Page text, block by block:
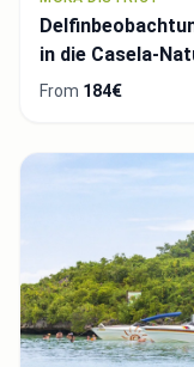
in die Casela-
From 184€